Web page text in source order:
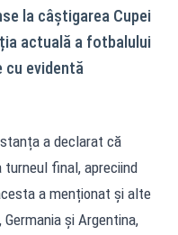
la câștigarea Cupei
actuală a fotbalului
cu evidentă
a declarat că
final, apreciind
a menționat și alte
și Argentina,